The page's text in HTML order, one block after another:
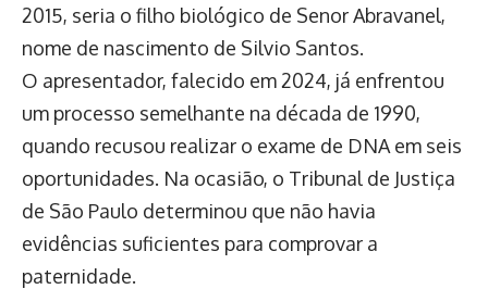
2015, seria o filho biológico de Senor Abravanel,
nome de nascimento de Silvio Santos.
O apresentador, falecido em 2024, já enfrentou
um processo semelhante na década de 1990,
quando recusou realizar o exame de DNA em seis
oportunidades. Na ocasião, o Tribunal de Justiça
de São Paulo determinou que não havia
evidências suficientes para comprovar a
paternidade.